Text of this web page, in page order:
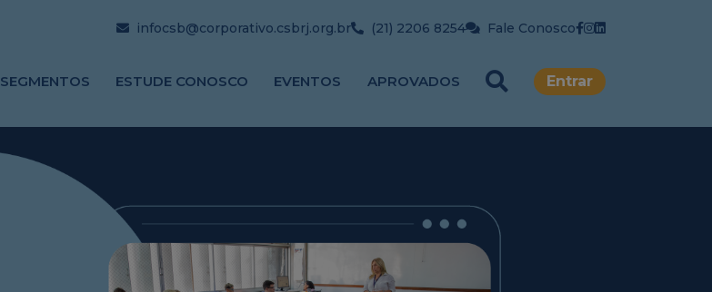
infocsb@corporativo.csbrj.org.br (21) 2206 8254 Fale Conosco
SEGMENTOS ESTUDE CONOSCO EVENTOS APROVADOS Entrar